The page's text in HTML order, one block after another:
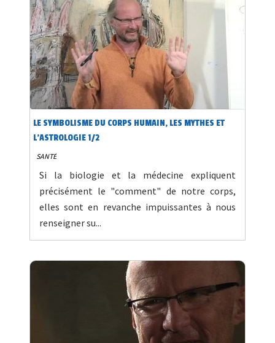
LE SYMBOLISME DU CORPS HUMAIN, LES MYTHES ET
L'ASTROLOGIE 1/2
SANTÉ
Si la biologie et la médecine expliquent
précisément le "comment" de notre corps,
elles sont en revanche impuissantes à nous
renseigner su...